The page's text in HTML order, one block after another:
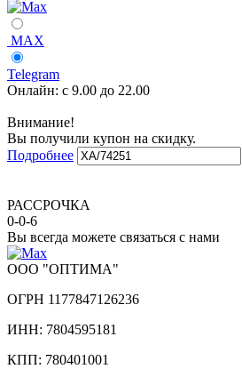
MAX
Telegram
Онлайн: с 9.00 до 22.00
Внимание!
Вы получили купон на скидку.
Подробнее
РАССРОЧКА
0-0-6
Вы всегда можете связаться с нами
ООО "ОПТИМА"
ОГРН 1177847126236
ИНН: 7804595181
КПП: 780401001